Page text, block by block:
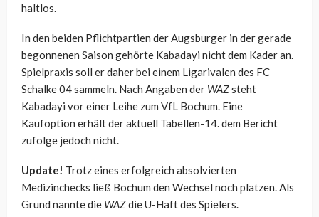
haltlos.
In den beiden Pflichtpartien der Augsburger in der gerade
begonnenen Saison gehörte Kabadayi nicht dem Kader an.
Spielpraxis soll er daher bei einem Ligarivalen des FC
Schalke 04 sammeln. Nach Angaben der WAZsteht
Kabadayi vor einer Leihe zum VfL Bochum. Eine
Kaufoption erhält der aktuell Tabellen-14. dem Bericht
zufolge jedoch nicht.
Update! Trotz eines erfolgreich absolvierten
Medizinchecks ließ Bochum den Wechsel noch platzen. Als
Grund nannte die WAZdie U-Haft des Spielers.